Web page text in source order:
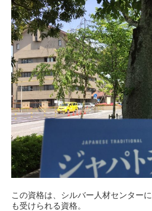
この資格は、シルバー人材センター
も受けられる資格。